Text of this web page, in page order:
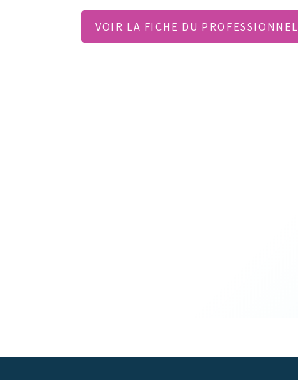
VOIR LA FICHE DU PROFESSIONNEL